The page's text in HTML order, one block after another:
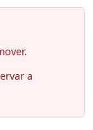
a